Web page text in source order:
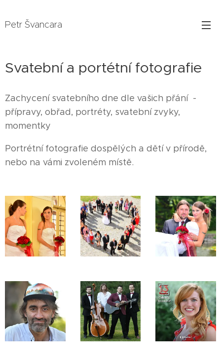
Petr Švancara
Svatební a portétní fotografie
Zachycení svatebního dne dle vašich přání -
přípravy, obřad, portréty, svatební zvyky,
momentky
Portrétní fotografie dospělých a dětí v přírodě,
nebo na vámi zvoleném místě.